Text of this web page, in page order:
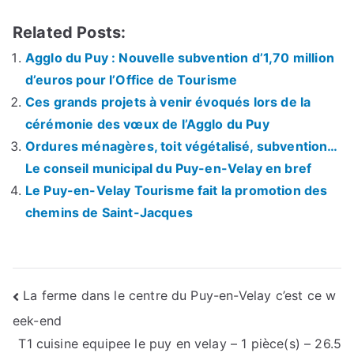
Related Posts:
Agglo du Puy : Nouvelle subvention d’1,70 million
d’euros pour l’Office de Tourisme
Ces grands projets à venir évoqués lors de la
cérémonie des vœux de l’Agglo du Puy
Ordures ménagères, toit végétalisé, subvention…
Le conseil municipal du Puy-en-Velay en bref
Le Puy-en-Velay Tourisme fait la promotion des
chemins de Saint-Jacques
Navigation
de
La ferme dans le centre du Puy-en-Velay c’est ce w
eek-end
T1 cuisine equipee le puy en velay – 1 pièce(s) – 26.5